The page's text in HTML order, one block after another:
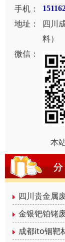
手机：
地址：
四川
料）
微信：
本
四川贵金属
金银钯铂铑
成都ito铟靶